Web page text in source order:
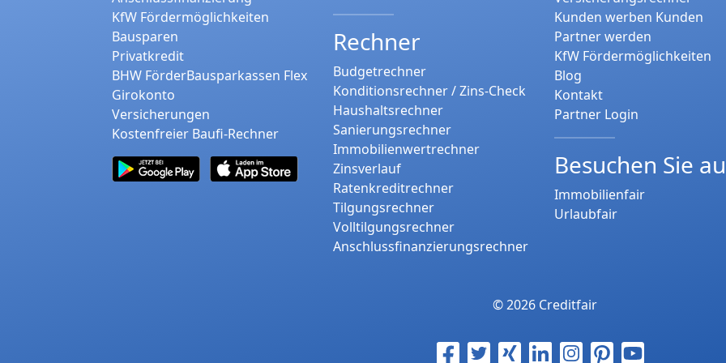
KfW Fördermöglichkeiten
Bausparen
Privatkredit
BHW FörderBausparkassen Flex
Girokonto
Versicherungen
Kostenfreier Baufi-Rechner
Rechner
Budgetrechner
Konditionsrechner / Zins-Check
Haushaltsrechner
Sanierungsrechner
Immobilienwertrechner
Zinsverlauf
Ratenkreditrechner
Tilgungsrechner
Volltilgungsrechner
Anschlussfinanzierungsrechner
Kunden werben Kunden
Partner werden
KfW Fördermöglichkeiten
Blog
Kontakt
Partner Login
Besuchen Sie
Immobilienfair
Urlaubfair
© 2026 Creditfair